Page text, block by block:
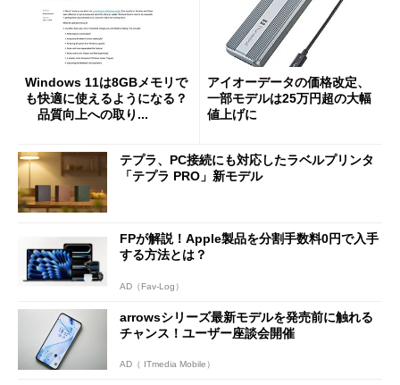
Windows 11は8GBメモリで
も快適に使えるようになる？
品質向上への取り...
アイオーデータの価格改定、
一部モデルは25万円超の大幅
値上げに
テプラ、PC接続にも対応したラベルプリンタ
「テプラ PRO」新モデル
FPが解説！Apple製品を分割手数料0円で入手
する方法とは？
AD（Fav-Log）
arrowsシリーズ最新モデルを発売前に触れる
チャンス！ユーザー座談会開催
AD（ ITmedia Mobile）